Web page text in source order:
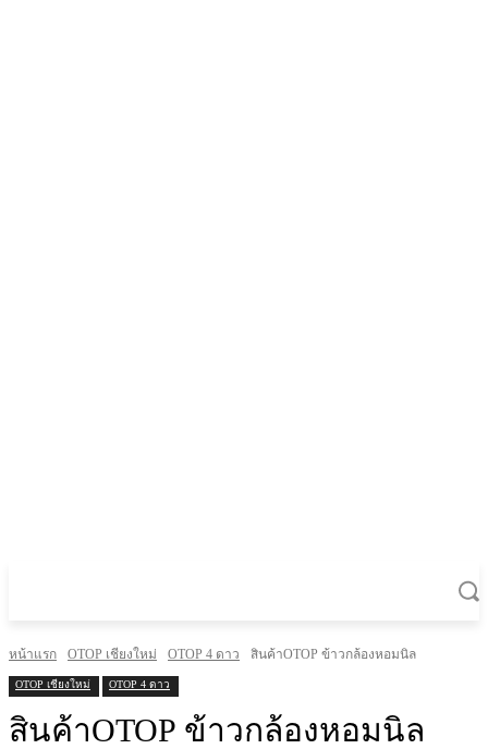
หน้าแรก OTOP เชียงใหม่ OTOP 4 ดาว สินค้าOTOP ข้าวกล้องหอมนิล
OTOP เชียงใหม่ OTOP 4 ดาว
สินค้าOTOP ข้าวกล้องหอมนิล